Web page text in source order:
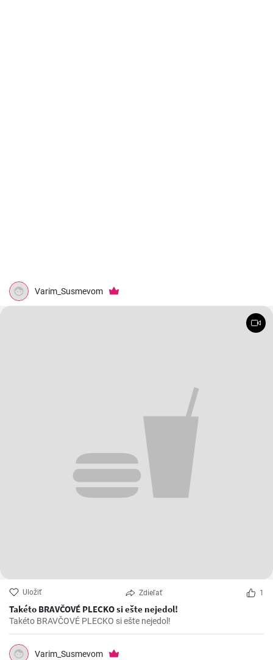
Varim_Susmevom
Uložiť Zdieľať 1
Takéto BRAVČOVÉ PLECKO si ešte nejedol!
Takéto BRAVČOVÉ PLECKO si ešte nejedol!
Varim_Susmevom